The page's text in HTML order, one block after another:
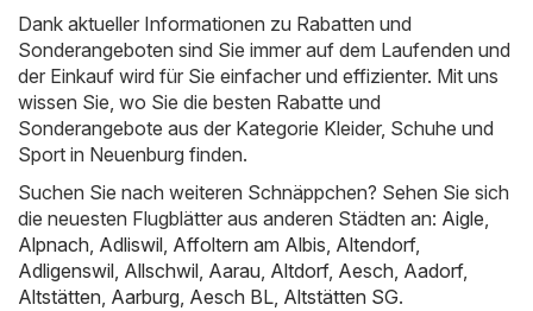
Dank aktueller Informationen zu Rabatten und
Sonderangeboten sind Sie immer auf dem Laufenden und
der Einkauf wird für Sie einfacher und effizienter. Mit uns
wissen Sie, wo Sie die besten Rabatte und
Sonderangebote aus der Kategorie Kleider, Schuhe und
Sport in Neuenburg finden.
Suchen Sie nach weiteren Schnäppchen? Sehen Sie sich
die neuesten Flugblätter aus anderen Städten an: Aigle,
Alpnach, Adliswil, Affoltern am Albis, Altendorf,
Adligenswil, Allschwil, Aarau, Altdorf, Aesch, Aadorf,
Altstätten, Aarburg, Aesch BL, Altstätten SG.